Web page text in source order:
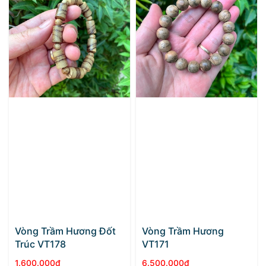
5.000.000₫.
là:
4.500.000₫.
Vòng Trầm Hương Đốt
Trúc VT178
1.600.000₫
Vòng Trầm Hương
VT171
6.500.000₫